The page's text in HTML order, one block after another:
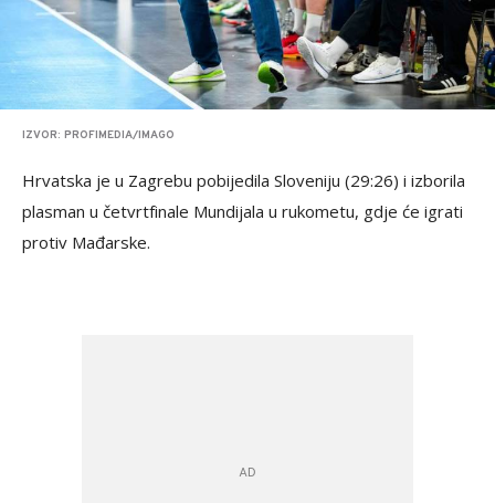
IZVOR: PROFIMEDIA/IMAGO
Hrvatska je u Zagrebu pobijedila Sloveniju (29:26) i izborila
plasman u četvrtfinale Mundijala u rukometu, gdje će igrati
protiv Mađarske.